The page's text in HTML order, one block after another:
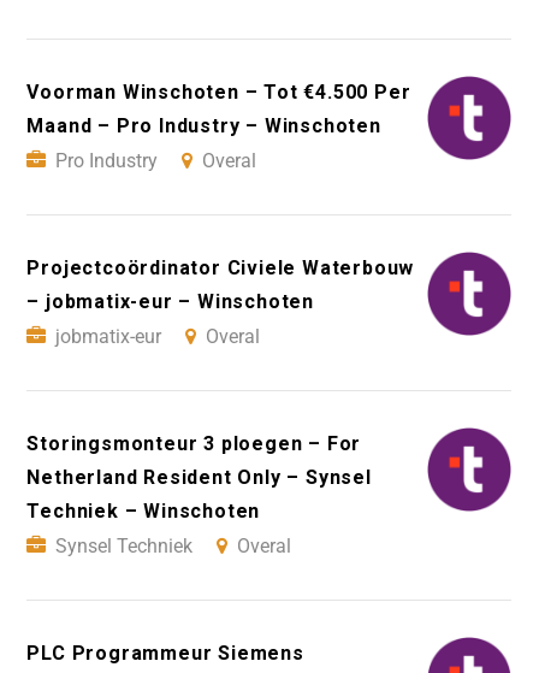
Voorman Winschoten – Tot €4.500 Per
Maand – Pro Industry – Winschoten
Pro Industry
Overal
Projectcoördinator Civiele Waterbouw
– jobmatix-eur – Winschoten
jobmatix-eur
Overal
Storingsmonteur 3 ploegen – For
Netherland Resident Only – Synsel
Techniek – Winschoten
Synsel Techniek
Overal
PLC Programmeur Siemens